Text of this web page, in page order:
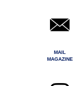
MAIL
MAGAZINE